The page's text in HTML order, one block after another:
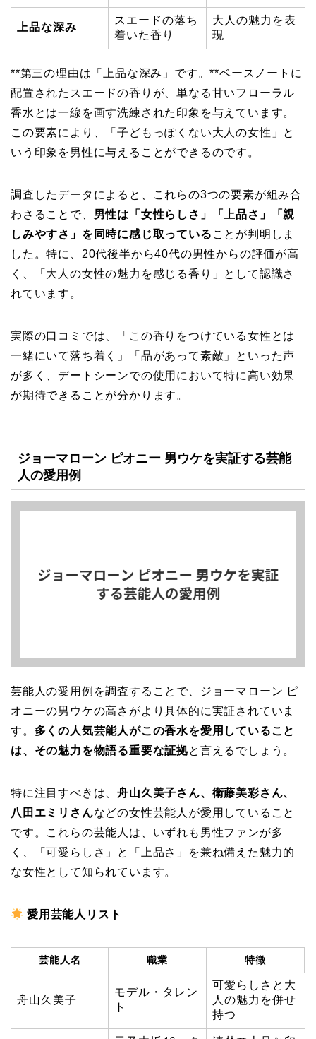
上品な深み
スエードの落ち
着いた香り
大人の魅力を表
現
**第三の理由は「上品な深み」です。**ベースノートに
配置されたスエードの香りが、単なる甘いフローラル
香水とは一線を画す洗練された印象を与えています。
この要素により、「子どもっぽくない大人の女性」と
いう印象を男性に与えることができるのです。
調査したデータによると、これらの3つの要素が組み合
わさることで、 男性は「女性らしさ」「上品さ」「親
しみやすさ」を同時に感じ取っている ことが判明しま
した。特に、20代後半から40代の男性からの評価が高
く、「大人の女性の魅力を感じる香り」として認識さ
れています。
実際の口コミでは、「この香りをつけている女性とは
一緒にいて落ち着く」「品があって素敵」といった声
が多く、デートシーンでの使用において特に高い効果
が期待できることが分かります。
ジョーマローン ピオニー 男ウケを実証する芸能
人の愛用例
芸能人の愛用例を調査することで、ジョーマローン ピ
オニーの男ウケの高さがより具体的に実証されていま
す。 多くの人気芸能人がこの香水を愛用していること
は、その魅力を物語る重要な証拠と言えるでしょう。
特に注目すべきは、舟山久美子さん、衛藤美彩さん、
八田エミリさんなどの女性芸能人が愛用していること
です。これらの芸能人は、いずれも男性ファンが多
く、「可愛らしさ」と「上品さ」を兼ね備えた魅力的
な女性として知られています。
愛用芸能人リスト
芸能人名 職業 特徴
舟山久美子
モデル・タレン
ト
可愛らしさと大
人の魅力を併せ
持つ